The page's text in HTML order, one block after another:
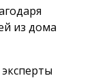
из дома